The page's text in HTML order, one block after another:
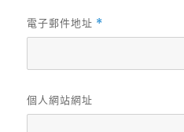
電子郵件地址 *
個人網站網址